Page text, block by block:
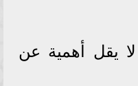
يقل أهمية عن